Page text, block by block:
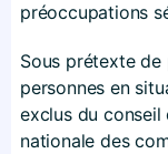
préoccupations
Sous prétexte de
personnes en
exclus du conseil
nationale des